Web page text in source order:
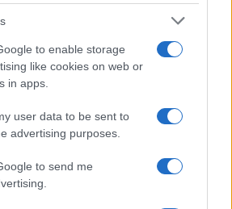
to enable storage
like cookies on web or
in apps.
user data to be sent to
advertising purposes.
to send me
σε νησιωτική περιοχή (100
το τρίμηνο).
16/6):
πληρώνει τη βενζίνη, για 60
με τιμή 1,96 ευρώ.